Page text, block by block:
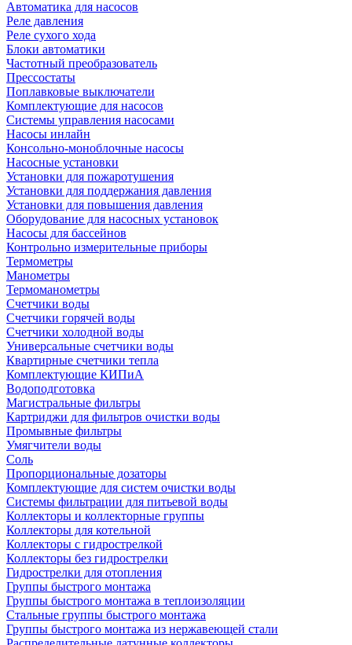
Автоматика для насосов
Реле давления
Реле сухого хода
Блоки автоматики
Частотный преобразователь
Прессостаты
Поплавковые выключатели
Комплектующие для насосов
Системы управления насосами
Насосы инлайн
Консольно-моноблочные насосы
Насосные установки
Установки для пожаротушения
Установки для поддержания давления
Установки для повышения давления
Оборудование для насосных установок
Насосы для бассейнов
Контрольно измерительные приборы
Термометры
Манометры
Термоманометры
Счетчики воды
Счетчики горячей воды
Счетчики холодной воды
Универсальные счетчики воды
Квартирные счетчики тепла
Комплектующие КИПиА
Водоподготовка
Магистральные фильтры
Картриджи для фильтров очистки воды
Промывные фильтры
Умягчители воды
Соль
Пропорциональные дозаторы
Комплектующие для систем очистки воды
Системы фильтрации для питьевой воды
Коллекторы и коллекторные группы
Коллекторы для котельной
Коллекторы с гидрострелкой
Коллекторы без гидрострелки
Гидрострелки для отопления
Группы быстрого монтажа
Группы быстрого монтажа в теплоизоляции
Стальные группы быстрого монтажа
Группы быстрого монтажа из нержавеющей стали